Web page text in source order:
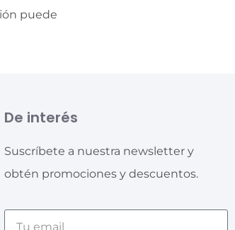
puede
De interés
Suscríbete a nuestra newsletter y
obtén promociones y descuentos.